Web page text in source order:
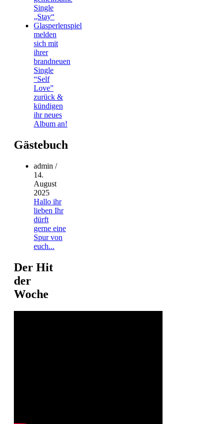
Single
„Stay“
Glasperlenspiel
melden
sich mit
ihrer
brandneuen
Single
“Self
Love”
zurück &
kündigen
ihr neues
Album an!
Gästebuch
admin /
14.
August
2025
Hallo ihr
lieben Ihr
dürft
gerne eine
Spur von
euch...
Der Hit
der
Woche